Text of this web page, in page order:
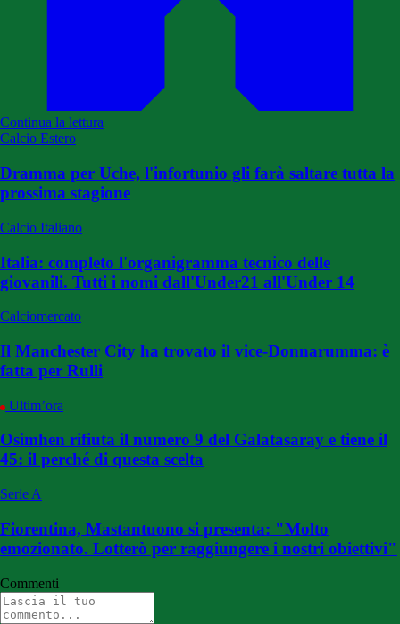
Continua la lettura
Calcio Estero
Dramma per Uche, l'infortunio gli farà saltare tutta la
prossima stagione
Calcio Italiano
Italia: completo l'organigramma tecnico delle
giovanili. Tutti i nomi dall'Under21 all'Under 14
Calciomercato
Il Manchester City ha trovato il vice-Donnarumma: è
fatta per Rulli
Ultim’ora
Osimhen rifiuta il numero 9 del Galatasaray e tiene il
45: il perché di questa scelta
Serie A
Fiorentina, Mastantuono si presenta: "Molto
emozionato. Lotterò per raggiungere i nostri obiettivi"
Commenti